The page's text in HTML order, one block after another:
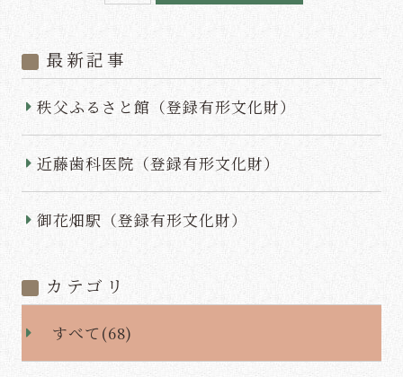
予約確認
予約変更
予約キャンセル
会員登録
最新記事
秩父ふるさと館（登録有形文化財）
近藤歯科医院（登録有形文化財）
御花畑駅（登録有形文化財）
カテゴリ
すべて(68)
お一人様 14,190円（税込）～